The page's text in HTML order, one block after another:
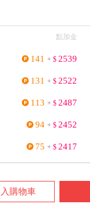
點加金
141 +$ 2539
131 +$ 2522
113 +$ 2487
94 +$ 2452
75 +$ 2417
購物車